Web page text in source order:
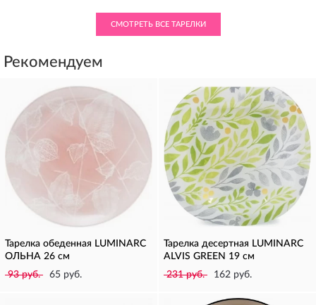
СМОТРЕТЬ ВСЕ ТАРЕЛКИ
Рекомендуем
Тарелка обеденная LUMINARC
ОЛЬНА 26 см
93 руб.
65 руб.
Тарелка десертная LUMINARC
ALVIS GREEN 19 см
231 руб.
162 руб.